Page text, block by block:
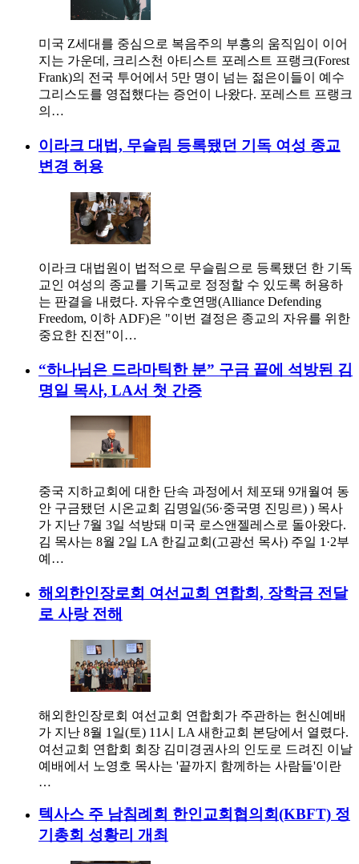
미국 Z세대를 중심으로 복음주의 부흥의 움직임이 이어
지는 가운데, 크리스천 아티스트 포레스트 프랭크(Forest
Frank)의 전국 투어에서 5만 명이 넘는 젊은이들이 예수
그리스도를 영접했다는 증언이 나왔다. 포레스트 프랭크
의…
이라크 대법, 무슬림 등록됐던 기독 여성 종교
변경 허용
이라크 대법원이 법적으로 무슬림으로 등록됐던 한 기독
교인 여성의 종교를 기독교로 정정할 수 있도록 허용하
는 판결을 내렸다. 자유수호연맹(Alliance Defending
Freedom, 이하 ADF)은 "이번 결정은 종교의 자유를 위한
중요한 진전"이…
“하나님은 드라마틱한 분” 구금 끝에 석방된 김
명일 목사, LA서 첫 간증
중국 지하교회에 대한 단속 과정에서 체포돼 9개월여 동
안 구금됐던 시온교회 김명일(56·중국명 진밍르) ) 목사
가 지난 7월 3일 석방돼 미국 로스앤젤레스로 돌아왔다.
김 목사는 8월 2일 LA 한길교회(고광선 목사) 주일 1·2부
예…
해외한인장로회 여선교회 연합회, 장학금 전달
로 사랑 전해
해외한인장로회 여선교회 연합회가 주관하는 헌신예배
가 지난 8월 1일(토) 11시 LA 새한교회 본당에서 열렸다.
여선교회 연합회 회장 김미경권사의 인도로 드려진 이날
예배에서 노영호 목사는 '끝까지 함께하는 사람들'이란
…
텍사스 주 남침례회 한인교회협의회(KBFT) 정
기총회 성황리 개최